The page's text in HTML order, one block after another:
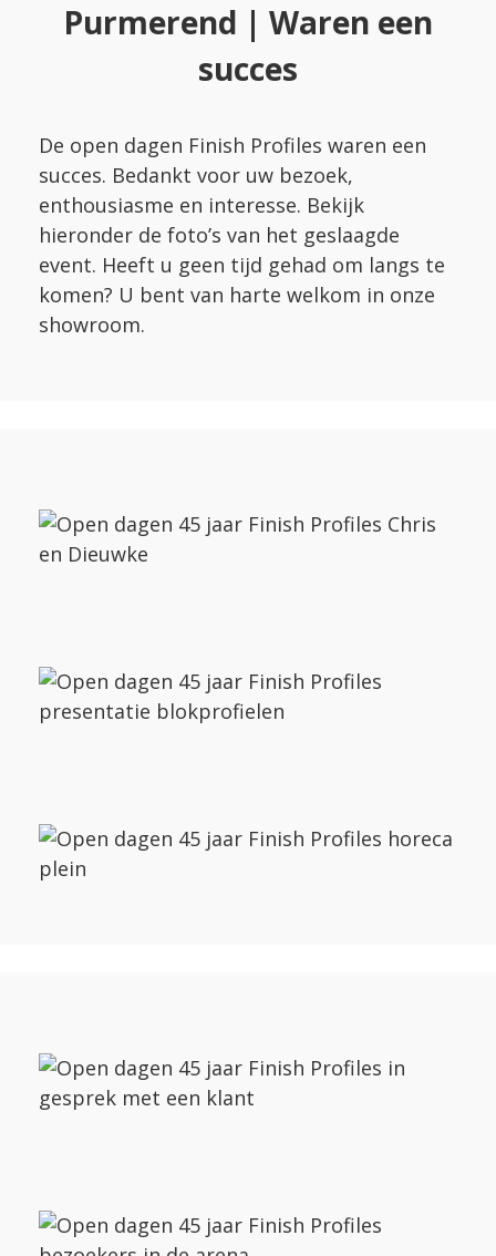
Purmerend | Waren een
succes
De open dagen Finish Profiles waren een
succes. Bedankt voor uw bezoek,
enthousiasme en interesse. Bekijk
hieronder de foto’s van het geslaagde
event. Heeft u geen tijd gehad om langs te
komen? U bent van harte welkom in onze
showroom.